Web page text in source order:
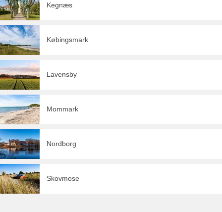
Kegnæs
Købingsmark
Lavensby
Mommark
Nordborg
Skovmose